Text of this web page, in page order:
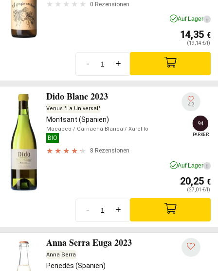
0 Rezensionen
Auf Lager i
14,35 €
(19,14 €/l)
- +
Dido Blanc 2023
Venus "La Universal"
Montsant (Spanien)
Macabeo / Garnacha Blanca / Xarel·lo
BIO
8 Rezensionen
42
94
PARKER
Auf Lager i
20,25 €
(27,01 €/l)
- +
Anna Serra Euga 2023
Anna Serra
Penedès (Spanien)